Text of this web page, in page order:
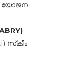
യോജന
സ്‌കീം